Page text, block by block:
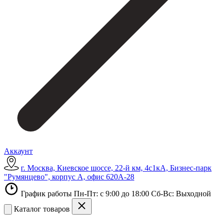
Аккаунт
г. Москва, Киевское шоссе, 22-й км, 4с1кА, Бизнес-парк
"Румянцево", корпус А, офис 620А-28
График работы Пн-Пт: с 9:00 до 18:00 Сб-Вс: Выходной
Каталог товаров